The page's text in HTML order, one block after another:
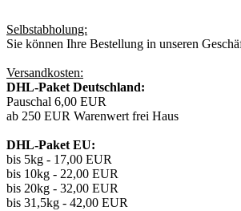
Selbstabholung:
Sie können Ihre Bestellung in unseren
Versandkosten:
DHL-Paket Deutschland:
Pauschal 6,00 EUR
ab 250 EUR Warenwert frei Haus
DHL-Paket EU:
bis 5kg - 17,00 EUR
bis 10kg - 22,00 EUR
bis 20kg - 32,00 EUR
bis 31,5kg - 42,00 EUR